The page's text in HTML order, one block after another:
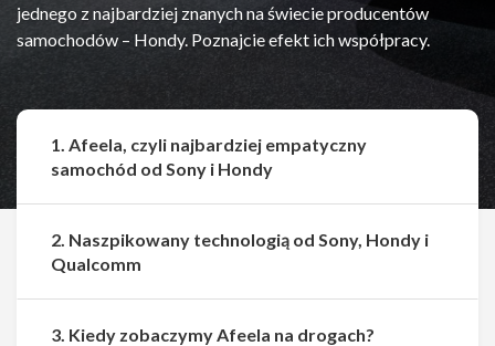
jednego z najbardziej znanych na świecie producentów
samochodów – Hondy. Poznajcie efekt ich współpracy.
Udostępnij Udostępnij
1. Afeela, czyli najbardziej empatyczny
samochód od Sony i Hondy
2. Naszpikowany technologią od Sony, Hondy i
Qualcomm
3. Kiedy zobaczymy Afeela na drogach?